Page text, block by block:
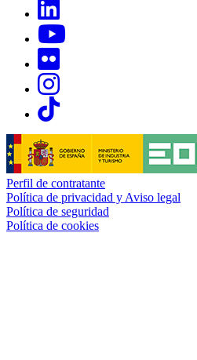
Links, Opens in this window
Links, Opens in this window
Links, Opens in this window
Perfil de contratante
Política de privacidad y Aviso legal
Política de seguridad
Política de cookies